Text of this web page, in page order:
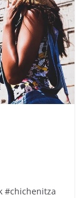
#chichenitza